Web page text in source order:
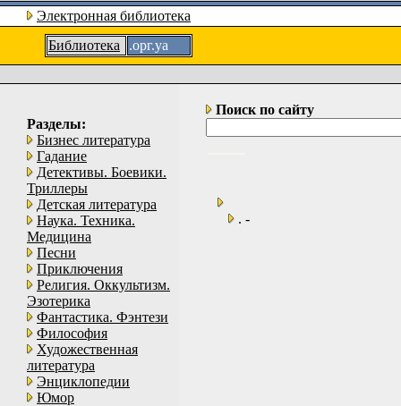
Электронная библиотека
Библиотека
.орг.уа
Разделы:
Бизнес литература
Гадание
Детективы. Боевики.
Триллеры
Детская литература
Наука. Техника.
Медицина
Песни
Приключения
Религия. Оккультизм.
Эзотерика
Фантастика. Фэнтези
Философия
Художественная
литература
Энциклопедии
Юмор
Поиск по сайту
. -